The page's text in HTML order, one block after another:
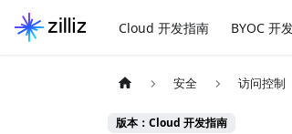
Cloud 开发指南 BYOC 开
安全 访问控制
版本：Cloud 开发指南